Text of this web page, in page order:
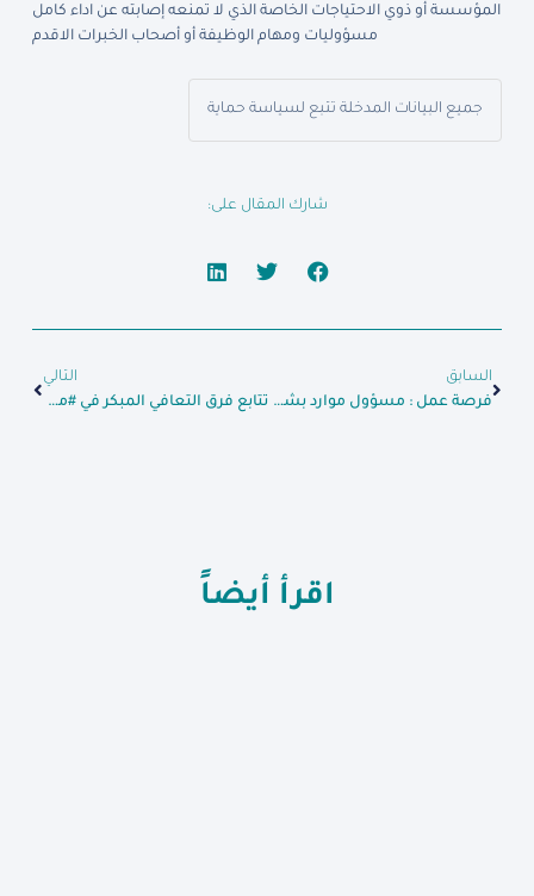
المؤسسة أو ذوي الاحتياجات الخاصة الذي لا تمنعه إصابته عن اداء كامل
مسؤوليات ومهام الوظيفة أو أصحاب الخبرات الاقدم
جميع البيانات المدخلة تتبع لسياسة حماية
شارك المقال على:
السابق
فرصة عمل : مسؤول موارد بشرية
التالي
تتابع فرق التعافي المبكر في #مؤسسة_شام_الإنسانية أعمال الترميم وإعادة تأهيل السوق الأثري في مدينة “كفرتخاريم” شمال إدلب
اقرأ أيضاً